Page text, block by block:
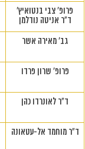
פרופ' צבי בנטואיץ'
ד"ר אניטה נודלמן
גב' מאירה אשר
פרופ' שרון פרדו
ד"ר לאונרדו כהן
ד"ר מוחמד אל-עטאונה